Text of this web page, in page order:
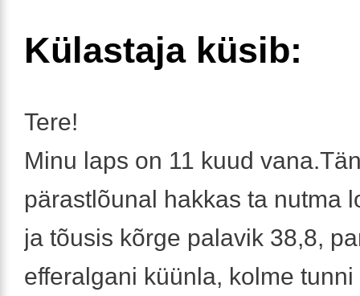
Külastaja küsib:
Tere!
Minu laps on 11 kuud
pärastlõunal hakkas ta nutma
ja tõusis kõrge palavik 38,8,
efferalgani küünla, kolme